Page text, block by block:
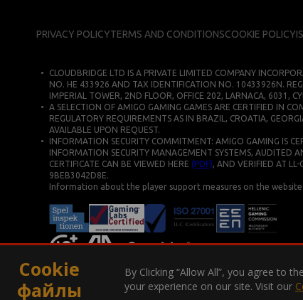
PRIVACY POLICYTERMS AND CONDITIONSCOOKIE POLICY
CLOUDBRIDGE LTD IS A PRIVATE LIMITED COMPANY
NO. HE 433926 AND TAX IDENTIFICATION NO. 10433926N.
IMPERIAL TOWER, 2ND FLOOR, OFFICE 202, LARNACA, 6031,
A SELECTION OF AMIGO GAMING GAMES ARE CERTIFIED IN
REGULATORY REQUIREMENTS AS IN BRAZIL, CROATIA,
AVAILABLE UPON REQUEST.
INFORMATION SECURITY COMMITMENT: AMIGO GAMING IS
INFORMATION SECURITY MANAGEMENT SYSTEMS, AUDITED
CERTIFICATE CAN BE VIEWED HERE (PDF), AND VERIFIED AT LL-
9BEB3042D8E.
Information about the player support measures on the website:
COPYRIGHT © 2026. ВСЕ ПРАВА ЗАЩИЩЕНЫ
Cookie
файлы
By Clicking “Allow All”, you agree to
your experience on our site. Visit our